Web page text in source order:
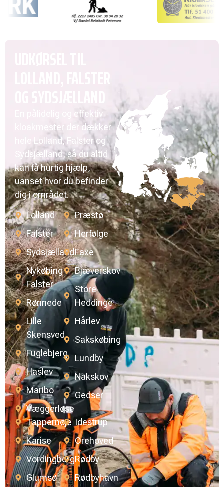
En pålidelig og effektiv
kloakmester der dækker
hele Lolland, Falster og
Sydsjælland, så du altid
kan få hurtig hjælp,
uanset hvor du befinder
dig i området.
Lolland
Falster
Sydsjælland
Nykøbing
Falster
Rønnede
Lille
Skensved
Fuglebjerg
Haslev
Maribo
Væggerløse
Præstø
Herfølge
Faxe
Bjæverskov
Store
Heddinge
Hårlev
Sakskøbing
Lundby
Nakskov
Gedser
Tappernøje
Karise
Vordingborg
Glumsø
Idestrup
Orehoved
Rødby
Rødbyhavn